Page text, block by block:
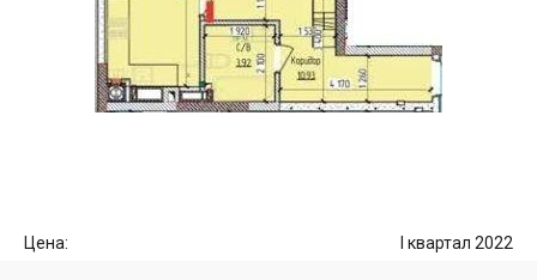
Цена: I квартал 2022